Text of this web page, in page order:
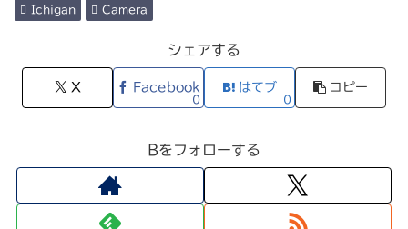
Ichigan Camera
シェアする
X Facebook
0
はてブ
0
コピー
Bをフォローする